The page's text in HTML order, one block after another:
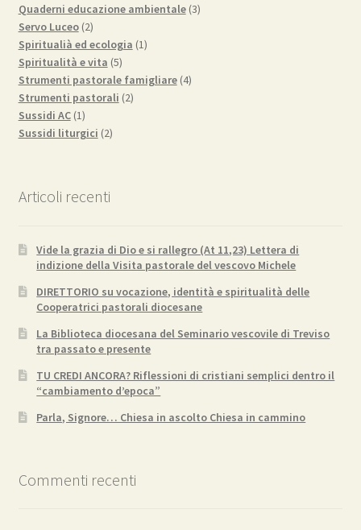
Quaderni educazione ambientale 33
Servo Luceo 22
prodotti
Spiritualià ed ecologia 11
Spiritualità e vita 55
prodotti
Strumenti pastorale famigliare 44
Strumenti pastorali 22
Sussidi AC 11
prodotto
Sussidi liturgici 22
Articoli recenti
Vide la grazia di Dio e si rallegro (At 11,23) Lettera di
indizione della Visita pastorale del vescovo Michele
DIRETTORIO su vocazione, identità e spiritualità delle
Cooperatrici pastorali diocesane
La Biblioteca diocesana del Seminario vescovile di Treviso
tra passato e presente
TU CREDI ANCORA? Riflessioni di cristiani semplici dentro il
“cambiamento d’epoca”
Parla, Signore… Chiesa in ascolto Chiesa in cammino
Commenti recenti